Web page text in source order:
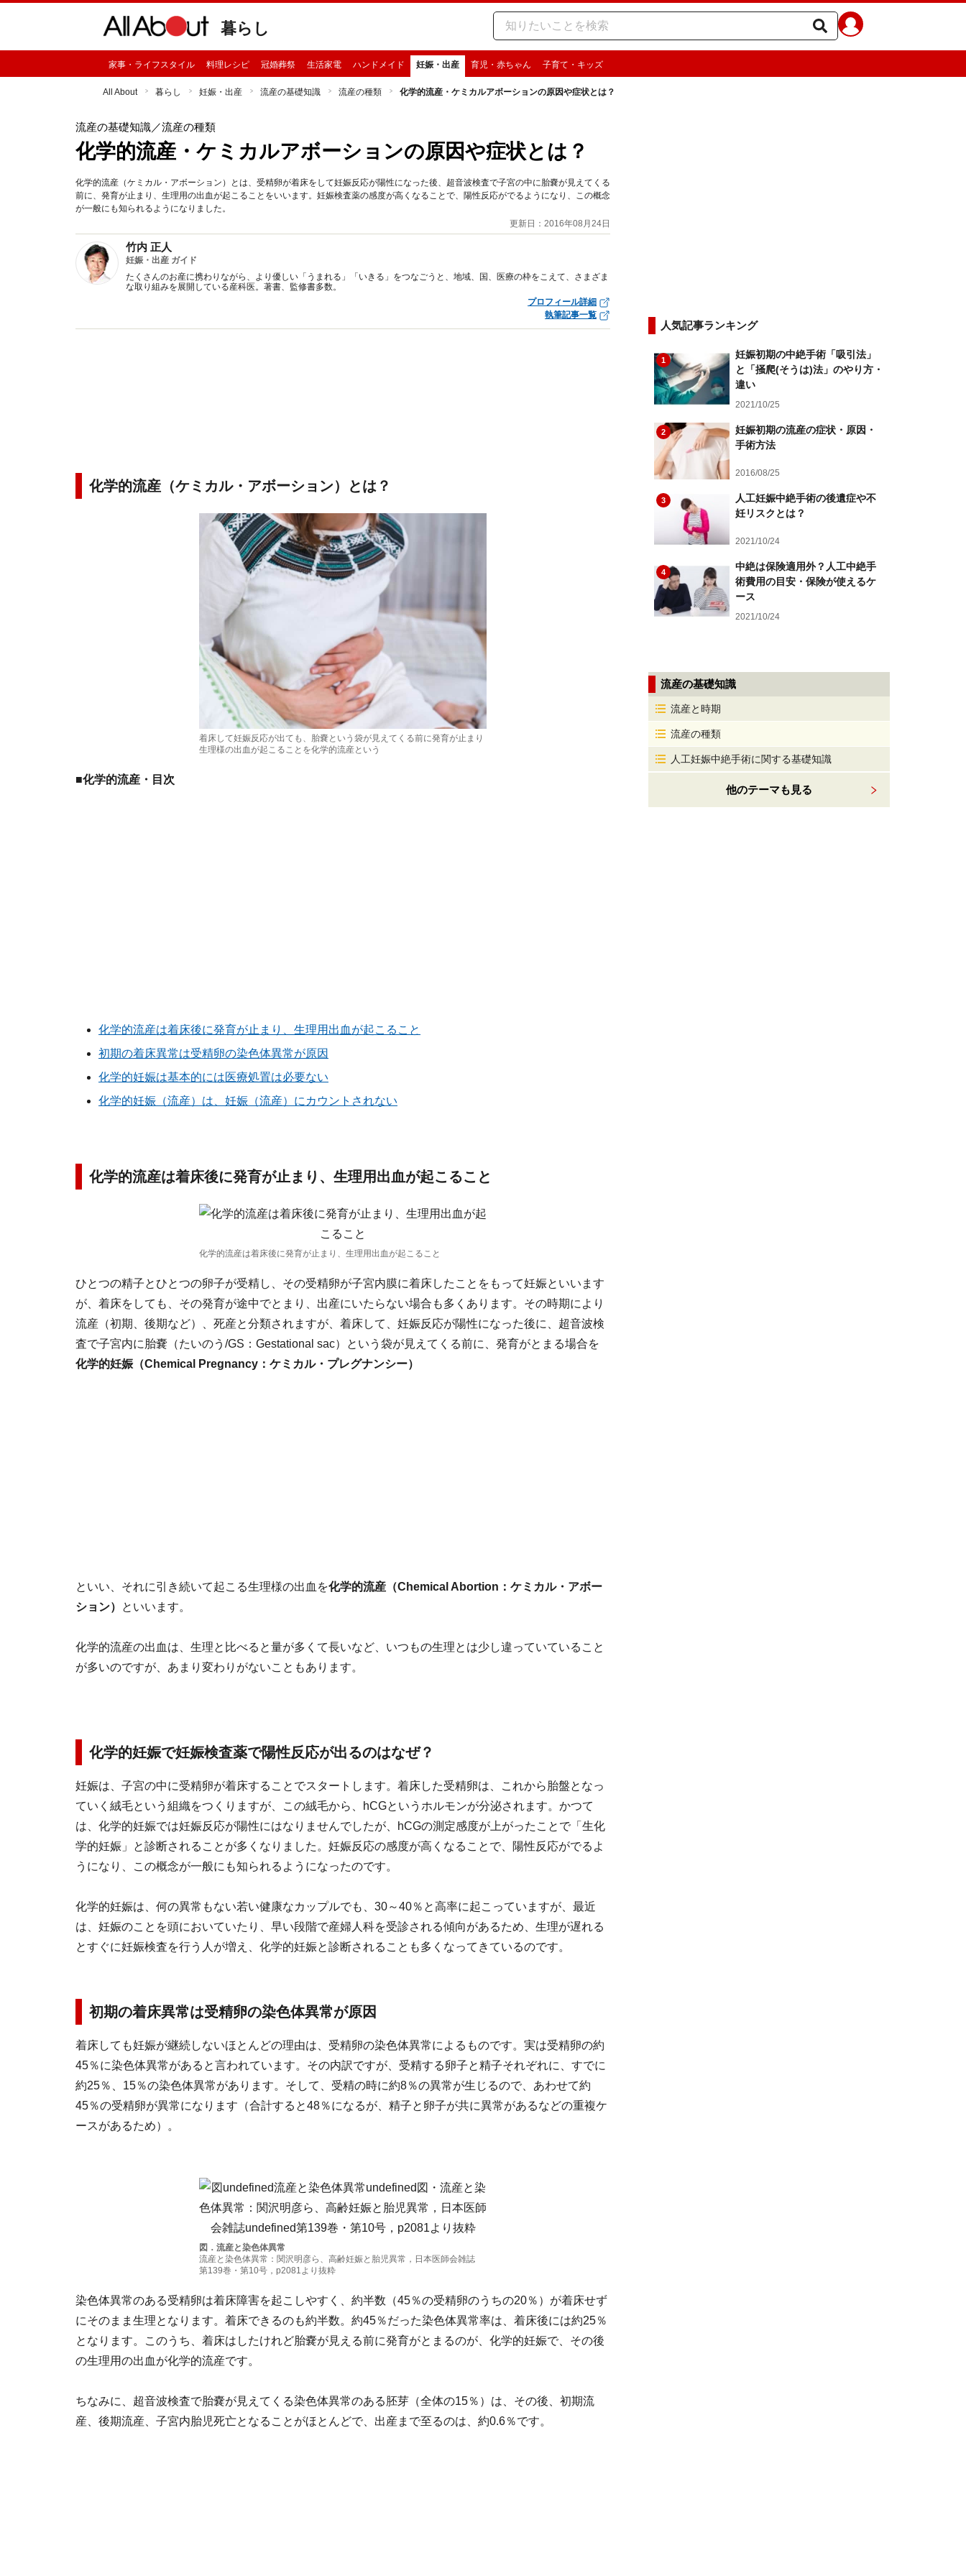
暮らし
家事・ライフスタイル 料理レシピ 冠婚葬祭 生活家電 ハンドメイド 妊娠・出産 育児・赤ちゃん 子育て・キッズ
All About 暮らし 妊娠・出産 流産の基礎知識 流産の種類 化学的流産・ケミカルアボーションの原因や症状とは？
流産の基礎知識／流産の種類
化学的流産・ケミカルアボーションの原因や症状とは？
化学的流産（ケミカル・アボーション）とは、受精卵が着床をして妊娠反応が陽性になった後、超音波検査で子宮の中に胎嚢が見えてくる
前に、発育が止まり、生理用の出血が起こることをいいます。妊娠検査薬の感度が高くなることで、陽性反応がでるようになり、この概念
が一般にも知られるようになりました。
更新日：2016年08月24日
竹内 正人
妊娠・出産 ガイド
たくさんのお産に携わりながら、より優しい「うまれる」「いきる」をつなごうと、地域、国、医療の枠をこえて、さまざま
な取り組みを展開している産科医。著書、監修書多数。
プロフィール詳細
執筆記事一覧
化学的流産（ケミカル・アボーション）とは？
着床して妊娠反応が出ても、胎嚢という袋が見えてくる前に発育が止まり
生理様の出血が起こることを化学的流産という
■化学的流産・目次
化学的流産は着床後に発育が止まり、生理用出血が起こること
初期の着床異常は受精卵の染色体異常が原因
化学的妊娠は基本的には医療処置は必要ない
化学的妊娠（流産）は、妊娠（流産）にカウントされない
化学的流産は着床後に発育が止まり、生理用出血が起こること
化学的流産は着床後に発育が止まり、生理用出血が起こること
ひとつの精子とひとつの卵子が受精し、その受精卵が子宮内膜に着床したことをもって妊娠といいます
が、着床をしても、その発育が途中でとまり、出産にいたらない場合も多くあります。その時期により
流産（初期、後期など）、死産と分類されますが、着床して、妊娠反応が陽性になった後に、超音波検
査で子宮内に胎嚢（たいのう/GS：Gestational sac）という袋が見えてくる前に、発育がとまる場合を
化学的妊娠（Chemical Pregnancy：ケミカル・プレグナンシー）
といい、それに引き続いて起こる生理様の出血を化学的流産（Chemical Abortion：ケミカル・アボー
ション）
といいます。
化学的流産の出血は、生理と比べると量が多くて長いなど、いつもの生理とは少し違っていていること
が多いのですが、あまり変わりがないこともあります。
化学的妊娠で妊娠検査薬で陽性反応が出るのはなぜ？
妊娠は、子宮の中に受精卵が着床することでスタートします。着床した受精卵は、これから胎盤となっ
ていく絨毛という組織をつくりますが、この絨毛から、hCGというホルモンが分泌されます。かつて
は、化学的妊娠では妊娠反応が陽性にはなりませんでしたが、hCGの測定感度が上がったことで「生化
学的妊娠」と診断されることが多くなりました。妊娠反応の感度が高くなることで、陽性反応がでるよ
うになり、この概念が一般にも知られるようになったのです。
化学的妊娠は、何の異常もない若い健康なカップルでも、30～40％と高率に起こっていますが、最近
は、妊娠のことを頭においていたり、早い段階で産婦人科を受診される傾向があるため、生理が遅れる
とすぐに妊娠検査を行う人が増え、化学的妊娠と診断されることも多くなってきているのです。
初期の着床異常は受精卵の染色体異常が原因
着床しても妊娠が継続しないほとんどの理由は、受精卵の染色体異常によるものです。実は受精卵の約
45％に染色体異常があると言われています。その内訳ですが、受精する卵子と精子それぞれに、すでに
約25％、15％の染色体異常があります。そして、受精の時に約8％の異常が生じるので、あわせて約
45％の受精卵が異常になります（合計すると48％になるが、精子と卵子が共に異常があるなどの重複ケ
ースがあるため）。
図．流産と染色体異常
流産と染色体異常：関沢明彦ら、高齢妊娠と胎児異常，日本医師会雑誌
第139巻・第10号，p2081より抜粋
染色体異常のある受精卵は着床障害を起こしやすく、約半数（45％の受精卵のうちの20％）が着床せず
にそのまま生理となります。着床できるのも約半数。約45％だった染色体異常率は、着床後には約25％
となります。このうち、着床はしたけれど胎嚢が見える前に発育がとまるのが、化学的妊娠で、その後
の生理用の出血が化学的流産です。
ちなみに、超音波検査で胎嚢が見えてくる染色体異常のある胚芽（全体の15％）は、その後、初期流
産、後期流産、子宮内胎児死亡となることがほとんどで、出産まで至るのは、約0.6％です。
人気記事ランキング
1
妊娠初期の中絶手術「吸引法」
と「掻爬(そうは)法」のやり方・
違い
2021/10/25
2
妊娠初期の流産の症状・原因・
手術方法
2016/08/25
3
人工妊娠中絶手術の後遺症や不
妊リスクとは？
2021/10/24
4
中絶は保険適用外？人工中絶手
術費用の目安・保険が使えるケ
ース
2021/10/24
流産の基礎知識
流産と時期
流産の種類
人工妊娠中絶手術に関する基礎知識
他のテーマも見る